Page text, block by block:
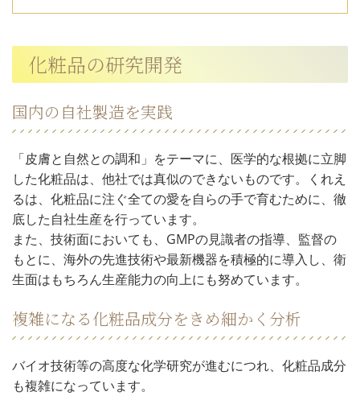
化粧品の研究開発
国内の自社製造を実践
「皮膚と自然との調和」をテーマに、医学的な根拠に立脚
した化粧品は、他社では真似のできないものです。くれえ
るは、化粧品に注ぐ全ての愛を自らの手で育むために、徹
底した自社生産を行っています。
また、技術面においても、GMPの見識者の指導、監督の
もとに、海外の先進技術や最新機器を積極的に導入し、衛
生面はもちろん生産能力の向上にも努めています。
複雑になる化粧品成分をきめ細かく分析
バイオ技術等の高度な化学研究が進むにつれ、化粧品成分
も複雑になっています。